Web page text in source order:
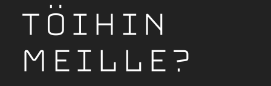
Töihin
meille?